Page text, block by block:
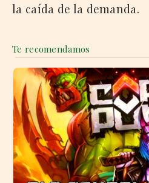
la caída de la demanda.